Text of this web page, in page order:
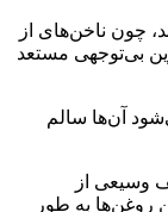
چون ناخن‌های از
بی‌توجهی مستعد
آن‌ها سالم
وسیعی از
روغن‌ها به طور